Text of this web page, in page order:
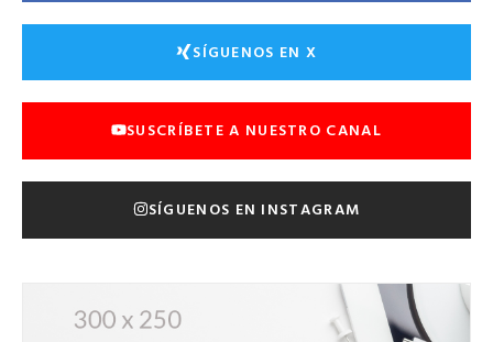
SÍGUENOS EN X
SUSCRÍBETE A NUESTRO CANAL
SÍGUENOS EN INSTAGRAM